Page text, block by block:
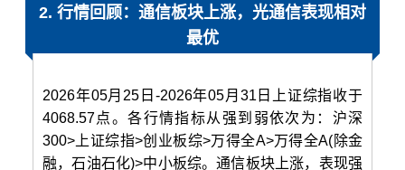
2. 行情回顾：通信板块上涨，光通信表现相对
最优
2026年05月25日-2026年05月31日上证综指收于
4068.57点。各行情指标从强到弱依次为：沪深
300>上证综指>创业板综>万得全A>万得全A(除金
融，石油石化)>中小板综。通信板块上涨，表现强